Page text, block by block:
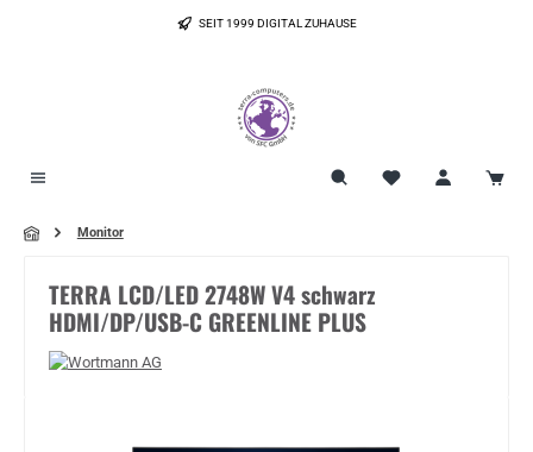
SEIT 1999 DIGITAL ZUHAUSE
Monitor
TERRA LCD/LED 2748W V4 schwarz
HDMI/DP/USB-C GREENLINE PLUS